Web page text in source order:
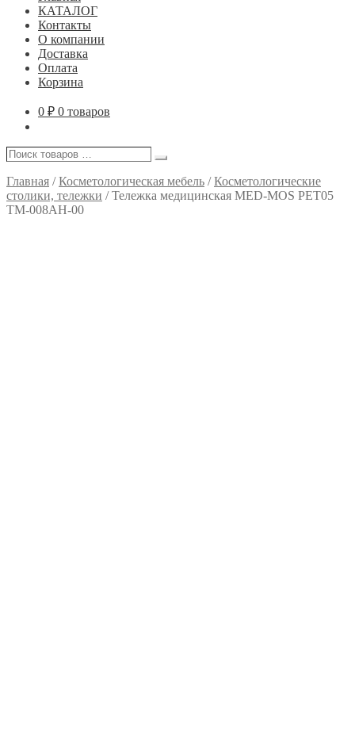
КАТАЛОГ
Контакты
О компании
Доставка
Оплата
Корзина
0 ₽ 0 товаров
Поиск
…
Поиск
Главная /Косметологическая мебель /Косметологические
столики, тележки /Тележка медицинская MED-MOS РЕТ05
ТМ-008АН-00